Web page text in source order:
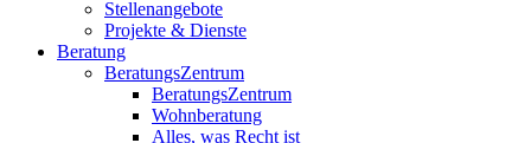
Stellenangebote
Projekte & Dienste
Beratung
BeratungsZentrum
BeratungsZentrum
Wohnberatung
Alles, was Recht ist